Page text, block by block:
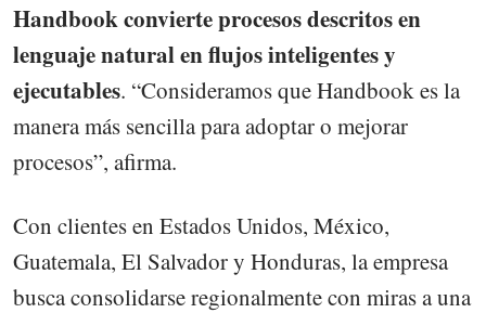
Handbook convierte procesos descritos en
lenguaje natural en flujos inteligentes y
ejecutables. “Consideramos que Handbook es la
manera más sencilla para adoptar o mejorar
procesos”, afirma.
Con clientes en Estados Unidos, México,
Guatemala, El Salvador y Honduras, la empresa
busca consolidarse regionalmente con miras a una